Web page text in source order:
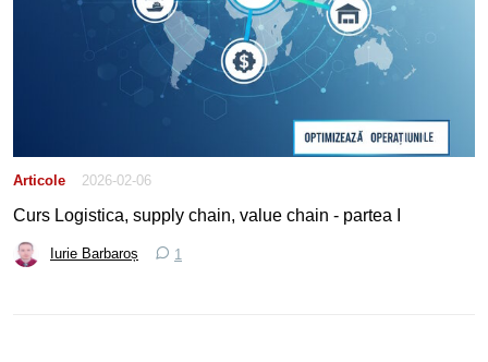
Articole 2026-02-06
Curs Logistica, supply chain, value chain - partea I
Iurie Barbaroș 1